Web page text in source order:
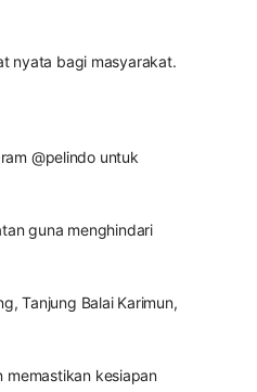
nyata bagi masyarakat.
@pelindo untuk
guna menghindari
Tanjung Balai Karimun,
memastikan kesiapan